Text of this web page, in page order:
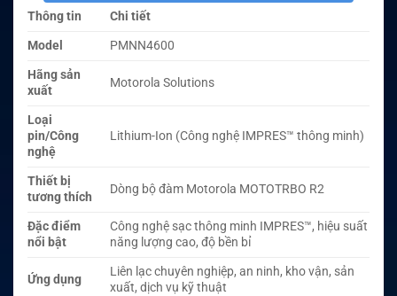
Thông tin
Chi tiết
Model
PMNN4600
Hãng sản
xuất
Motorola Solutions
Loại
pin/Công
nghệ
Lithium-Ion (Công nghệ IMPRES™ thông minh)
Thiết bị
tương thích
Dòng bộ đàm Motorola MOTOTRBO R2
Đặc điểm
nổi bật
Công nghệ sạc thông minh IMPRES™, hiệu suất
năng lượng cao, độ bền bỉ
Ứng dụng
Liên lạc chuyên nghiệp, an ninh, kho vận, sản
xuất, dịch vụ kỹ thuật